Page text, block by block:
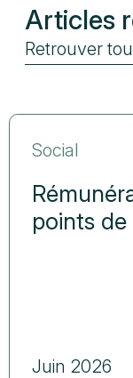
Articles
Retrouver
Social
points
Juin 2026